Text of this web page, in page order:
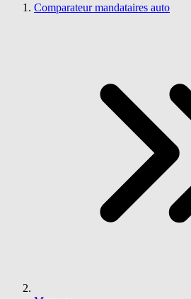
Comparateur mandataires auto